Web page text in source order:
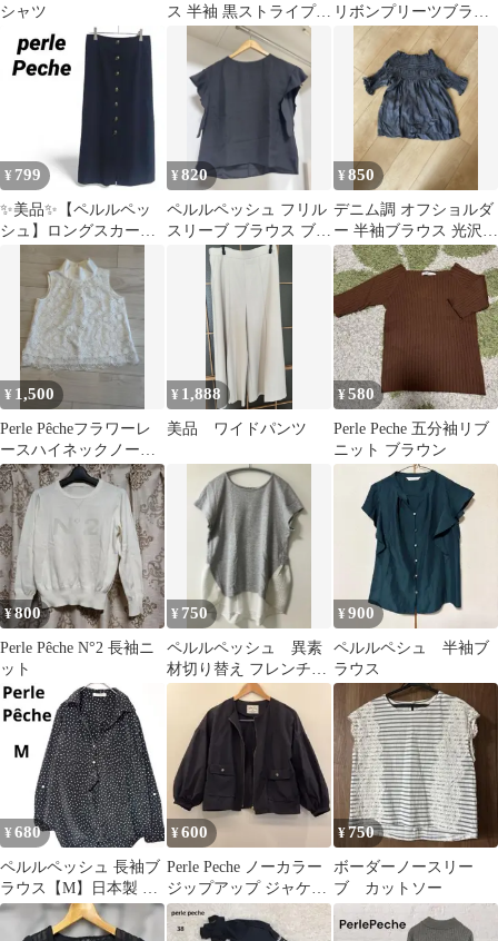
シャツ
ス 半袖 黒ストライプ
シアーシャツ オフィス
カジュアル
リボンプリーツブラウ
ス ドット ブラッ
ク シティヒル
¥ 799
✨美品✨【ペルルペッ
シュ】ロングスカート
38 ネイビー 裏地付き
ウエストゴム
¥820
ペルルペッシュ フリル
スリーブ ブラウス ブラ
ック サイズ38
¥850
デニム調 オフショルダ
ー 半袖ブラウス 光沢感
テンセル素材
¥ 1,500
Perle Pêcheフラワーレ
ースハイネックノース
リーブブラウス ホワイ
ト
¥ 1,888
美品 ワイドパンツ
¥580
Perle Peche 五分袖リブ
ニット ブラウン
¥800
Perle Pêche N°2 長袖ニ
ット
¥ 750
ペルルペッシュ 異素
材切り替え フレンチス
リーブカットソー グレ
ー×ホワイト
¥900
ペルルペシュ 半袖ブ
ラウス
¥ 680
ペルルペッシュ 長袖ブ
ラウス【M】日本製 ド
ット柄 薄手 フェミニン
2way
¥600
Perle Peche ノーカラー
ジップアップ ジャケッ
ト / ネイビー
¥750
ボーダーノースリー
ブ カットソー